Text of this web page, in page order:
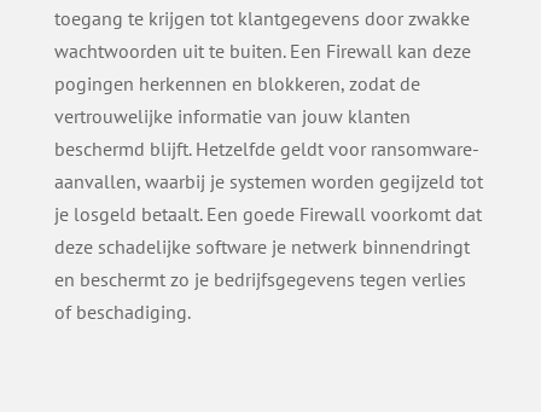
toegang te krijgen tot klantgegevens door zwakke
wachtwoorden uit te buiten. Een Firewall kan deze
pogingen herkennen en blokkeren, zodat de
vertrouwelijke informatie van jouw klanten
beschermd blijft. Hetzelfde geldt voor ransomware-
aanvallen, waarbij je systemen worden gegijzeld tot
je losgeld betaalt. Een goede Firewall voorkomt dat
deze schadelijke software je netwerk binnendringt
en beschermt zo je bedrijfsgegevens tegen verlies
of beschadiging.